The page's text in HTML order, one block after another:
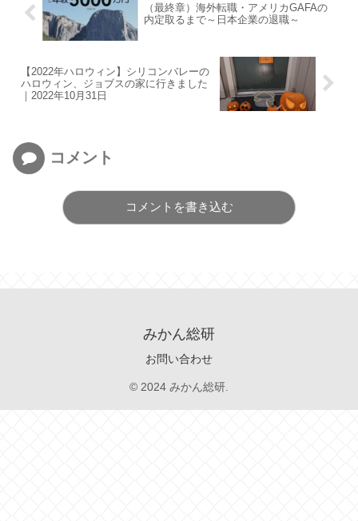
（最終章）海外転職・アメリカGAFAの
内定取るまで～日本企業の退職～
【2022年ハロウィン】シリコンバレーの
ハロウィン、ジョブスの家に行きました
｜2022年10月31日
コメント
コメントを書き込む
みかん総研
お問い合わせ
© 2024 みかん総研.